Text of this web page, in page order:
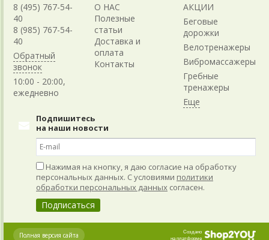
8 (495) 767-54-
40
8 (985) 767-54-
40
Обратный
звонок
10:00 - 20:00,
ежедневно
О НАС
Полезные
статьи
Доставка и
оплата
Контакты
АКЦИИ
Беговые
дорожки
Велотренажеры
Вибромассажеры
Гребные
тренажеры
Подпишитесь
на наши новости
Нажимая на кнопку, я даю согласие на обработку
персональных данных. С условиями политики
обработки персональных данных согласен.
Создано
на платформе
Полная версия сайта